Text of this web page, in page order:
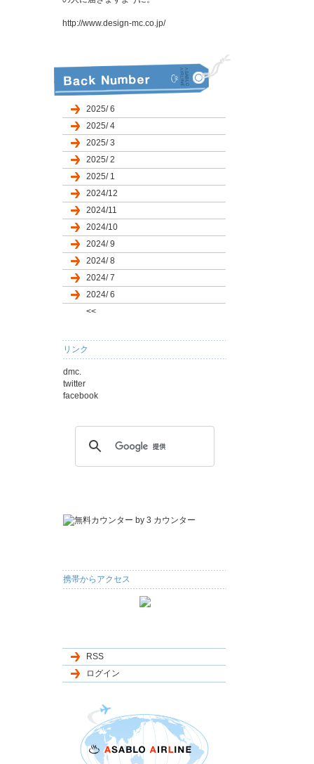
http://www.design-mc.co.jp/
2025/ 6
2025/ 4
2025/ 3
2025/ 2
2025/ 1
2024/12
2024/11
2024/10
2024/ 9
2024/ 8
2024/ 7
2024/ 6
<<
リンク
dmc.
twitter
facebook
携帯からアクセス
RSS
ログイン